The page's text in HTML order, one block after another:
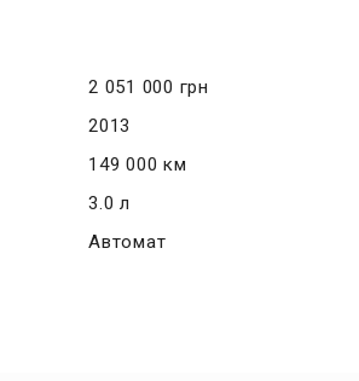
2 051 000 грн
2013
149 000 км
3.0 л
Автомат